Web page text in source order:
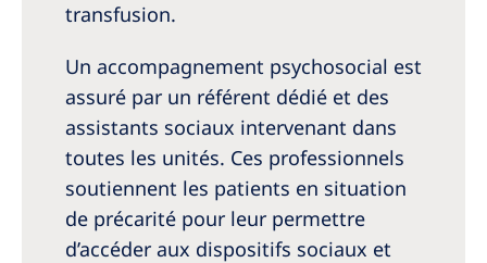
transfusion.
Un accompagnement psychosocial est
assuré par un référent dédié et des
assistants sociaux intervenant dans
toutes les unités. Ces professionnels
soutiennent les patients en situation
de précarité pour leur permettre
d’accéder aux dispositifs sociaux et